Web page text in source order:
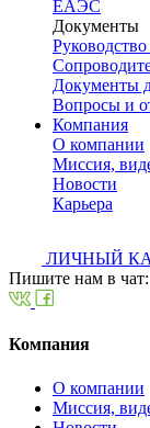
ЕАЭС
Документы
Документы
Вопросы и
Компания
О компании
Миссия,
Новости
Карьера
ЛИЧНЫЙ
Пишите нам в чат:
Компания
О компании
Миссия,